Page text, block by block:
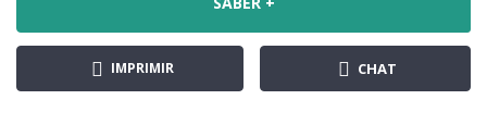
IMPRIMIR CHAT